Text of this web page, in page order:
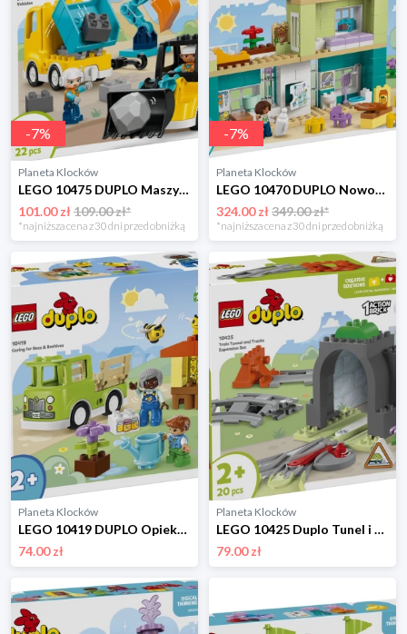
-7%
Planeta Klocków
LEGO 10475 DUPLO Maszyny budowlane 3 w 1 Lego
101.00 zł109.00 zł*
*najniższa cena z 30 dni przed obniżką
-7%
Planeta Klocków
LEGO 10470 DUPLO Nowoczesny dom rodzinny 3 w 1 z figurkami Lego
324.00 zł349.00 zł*
*najniższa cena z 30 dni przed obniżką
Planeta Klocków
LEGO 10419 DUPLO Opieka nad pszczołami i ulami Lego
74.00 zł
Planeta Klocków
LEGO 10425 Duplo Tunel i tory kolejowe - zestaw rozszerzający Lego
79.00 zł